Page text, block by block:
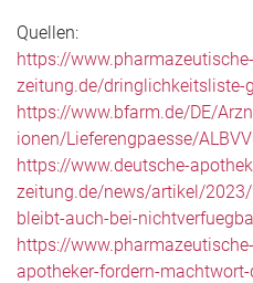
Quellen:
​​​​​​​https://www.pharmazeutische-
zeitung.de/dringlichkeitsliste-
https://www.bfarm.de/DE/
ionen/Lieferengpaesse/
https://www.deutsche-
zeitung.de/news/artikel/
bleibt-auch-bei-
https://
apotheker-fordern-